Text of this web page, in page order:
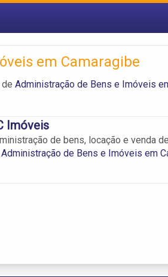
em Camaragibe
Administração de Bens e Imóveis
Imóveis
de bens, locação e venda
Administração de Bens e Imóveis em